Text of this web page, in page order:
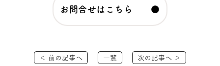
お問合せはこちら ●
＜ 前の記事へ 一覧 次の記事へ ＞